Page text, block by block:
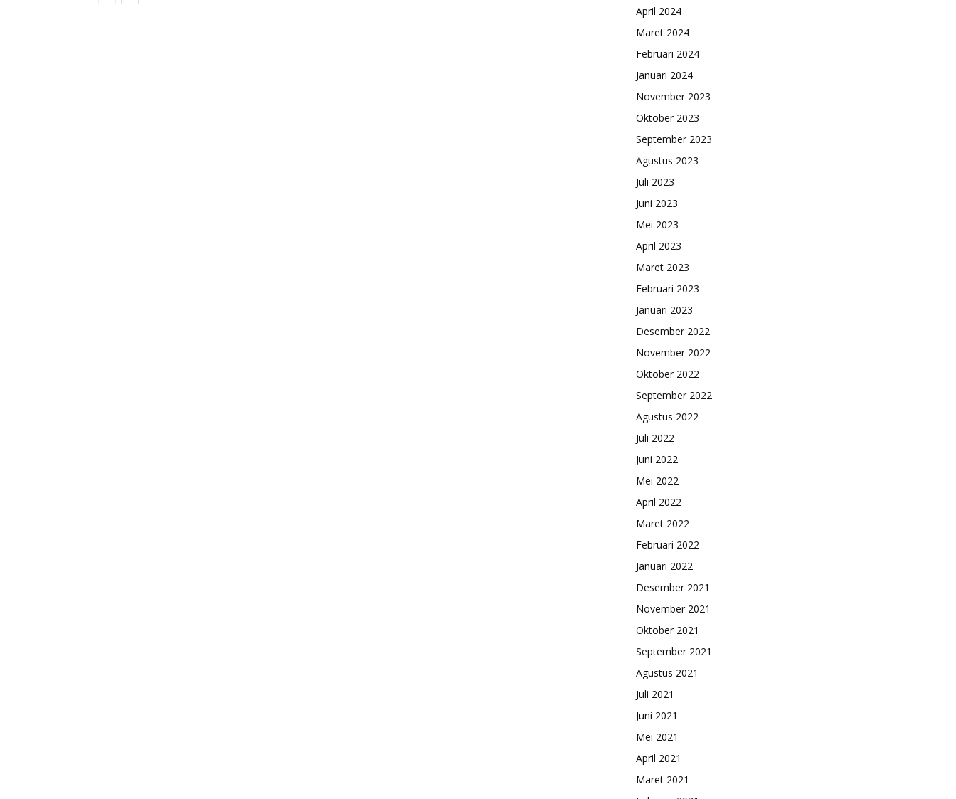
April 2024
Maret 2024
Februari 2024
Januari 2024
November 2023
Oktober 2023
September 2023
Agustus 2023
Juli 2023
Juni 2023
Mei 2023
April 2023
Maret 2023
Februari 2023
Januari 2023
Desember 2022
November 2022
Oktober 2022
September 2022
Agustus 2022
Juli 2022
Juni 2022
Mei 2022
April 2022
Maret 2022
Februari 2022
Januari 2022
Desember 2021
November 2021
Oktober 2021
September 2021
Agustus 2021
Juli 2021
Juni 2021
Mei 2021
April 2021
Maret 2021